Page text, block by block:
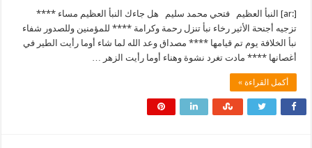
[:ar] النبأ العظيم فتحي محمد سليم هل جاءك النبأ العظيم مساء ****
تزجيه أجنحة الأثير رخاء نبأ تنزل رحمة وكرامة **** للمؤمنين وللصدور شفاء
نبأ الخلافة يوم تم قيامها **** مصداق وعد الله لما شاء أوما رأيت الطير في
أغصانها **** مادت تغرد نشوة وهناء أوما رأيت الزهر …
أكمل القراءة »